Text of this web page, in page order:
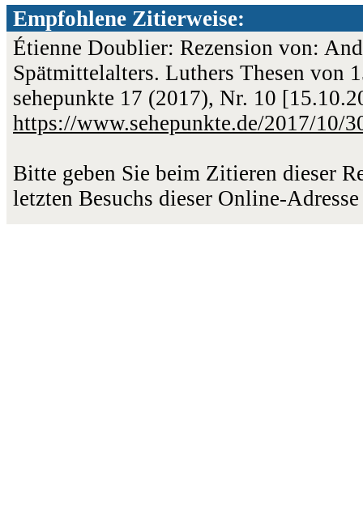
Empfohlene Zitierweise:
Étienne Doublier: Rezension von:
Spätmittelalters. Luthers Thesen
sehepunkte 17 (2017), Nr. 10
https://www.sehepunkte.de/2017/10/
Bitte geben Sie beim Zitieren dieser
letzten Besuchs dieser Online-Adresse